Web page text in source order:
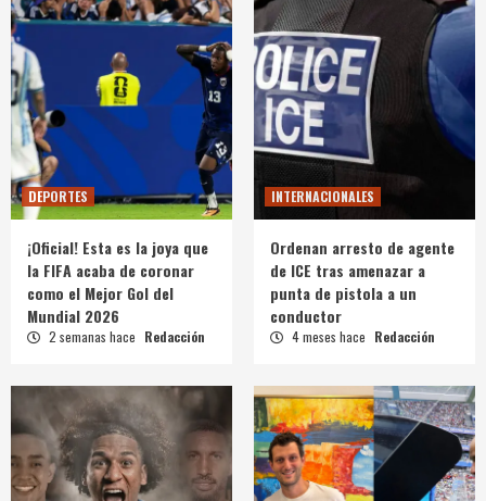
DEPORTES
¡Oficial! Esta es la joya que
la FIFA acaba de coronar
como el Mejor Gol del
Mundial 2026
2 semanas hace Redacción
INTERNACIONALES
Ordenan arresto de agente
de ICE tras amenazar a
punta de pistola a un
conductor
4 meses hace Redacción